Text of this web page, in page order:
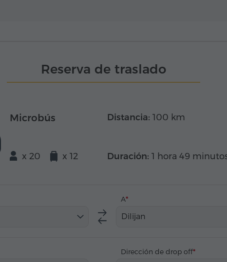
Reserva de traslado
Microbús
x 20 x 12
Distancia: 100 km
Duración: 1 hora 49
A
Dilijan
Dirección de drop off